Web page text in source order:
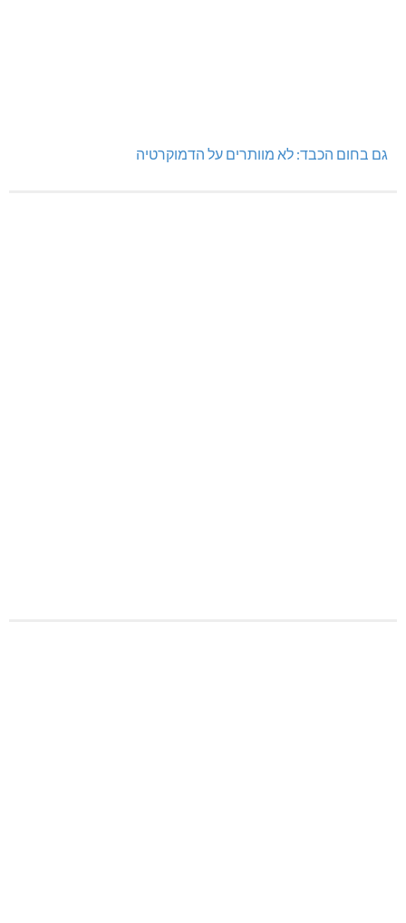
גם בחום הכבד: לא מוותרים על הדמוקרטיה